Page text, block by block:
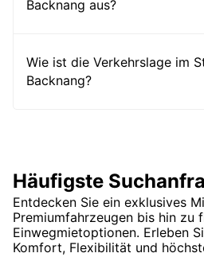
Backnang aus?
Wie ist die Verkehrslage im
Backnang?
Häufigste
Entdecken Sie ein exklusives
Premiumfahrzeugen bis hin zu
Einwegmietoptionen. Erleben
Komfort, Flexibilität und